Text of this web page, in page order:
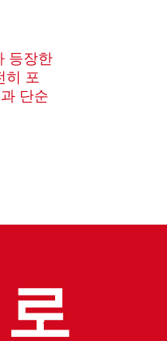
등장한
히 포
단순